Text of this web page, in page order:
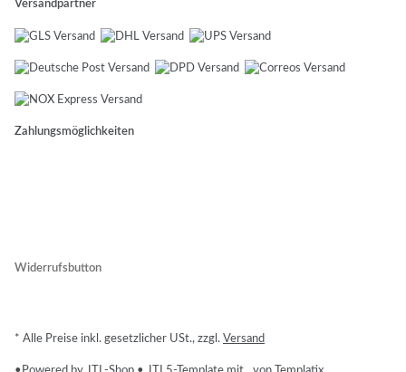
Versandpartner
Zahlungsmöglichkeiten
Widerrufsbutton
* Alle Preise inkl. gesetzlicher USt., zzgl. Versand